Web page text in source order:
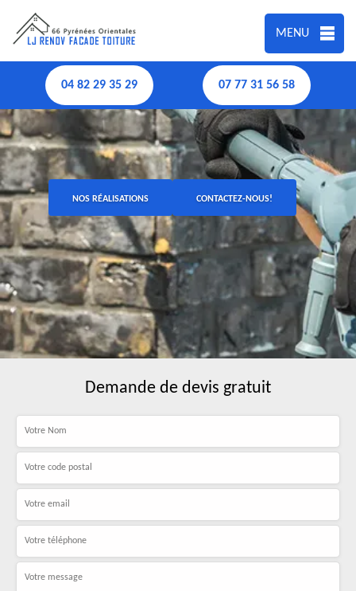
MENU
04 82 29 35 29 07 77 31 56 58
NOS RÉALISATIONS CONTACTEZ-NOUS!
Demande de devis gratuit